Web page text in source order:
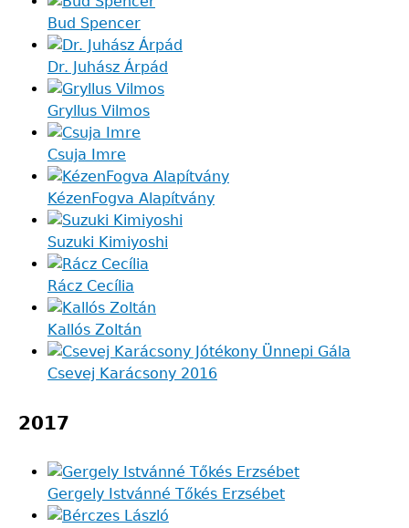
Bud Spencer
Dr. Juhász Árpád
Gryllus Vilmos
Csuja Imre
KézenFogva Alapítvány
Suzuki Kimiyoshi
Rácz Cecília
Kallós Zoltán
Csevej Karácsony 2016
2017
Gergely Istvánné Tőkés Erzsébet